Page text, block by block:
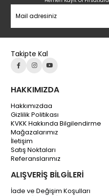
Takipte Kal
HAKKIMIZDA
Hakkımızdaa
Gizlilik Politikası
KVKK Hakkında Bilgilendirme
Mağazalarımız
İletişim
Satış Noktaları
Referanslarımız
ALIŞVERİŞ BİLGİLERİ
İade ve Değişim Koşulları